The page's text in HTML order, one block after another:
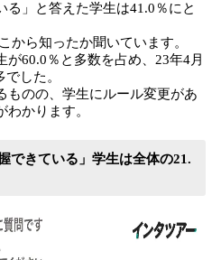
る」と答えた学生は41.0％にと
から知ったか聞いています。
60.0％と多数を占め、23年4月
した。
ものの、学生にルール変更があ
わかります。
できている」学生は全体の21.